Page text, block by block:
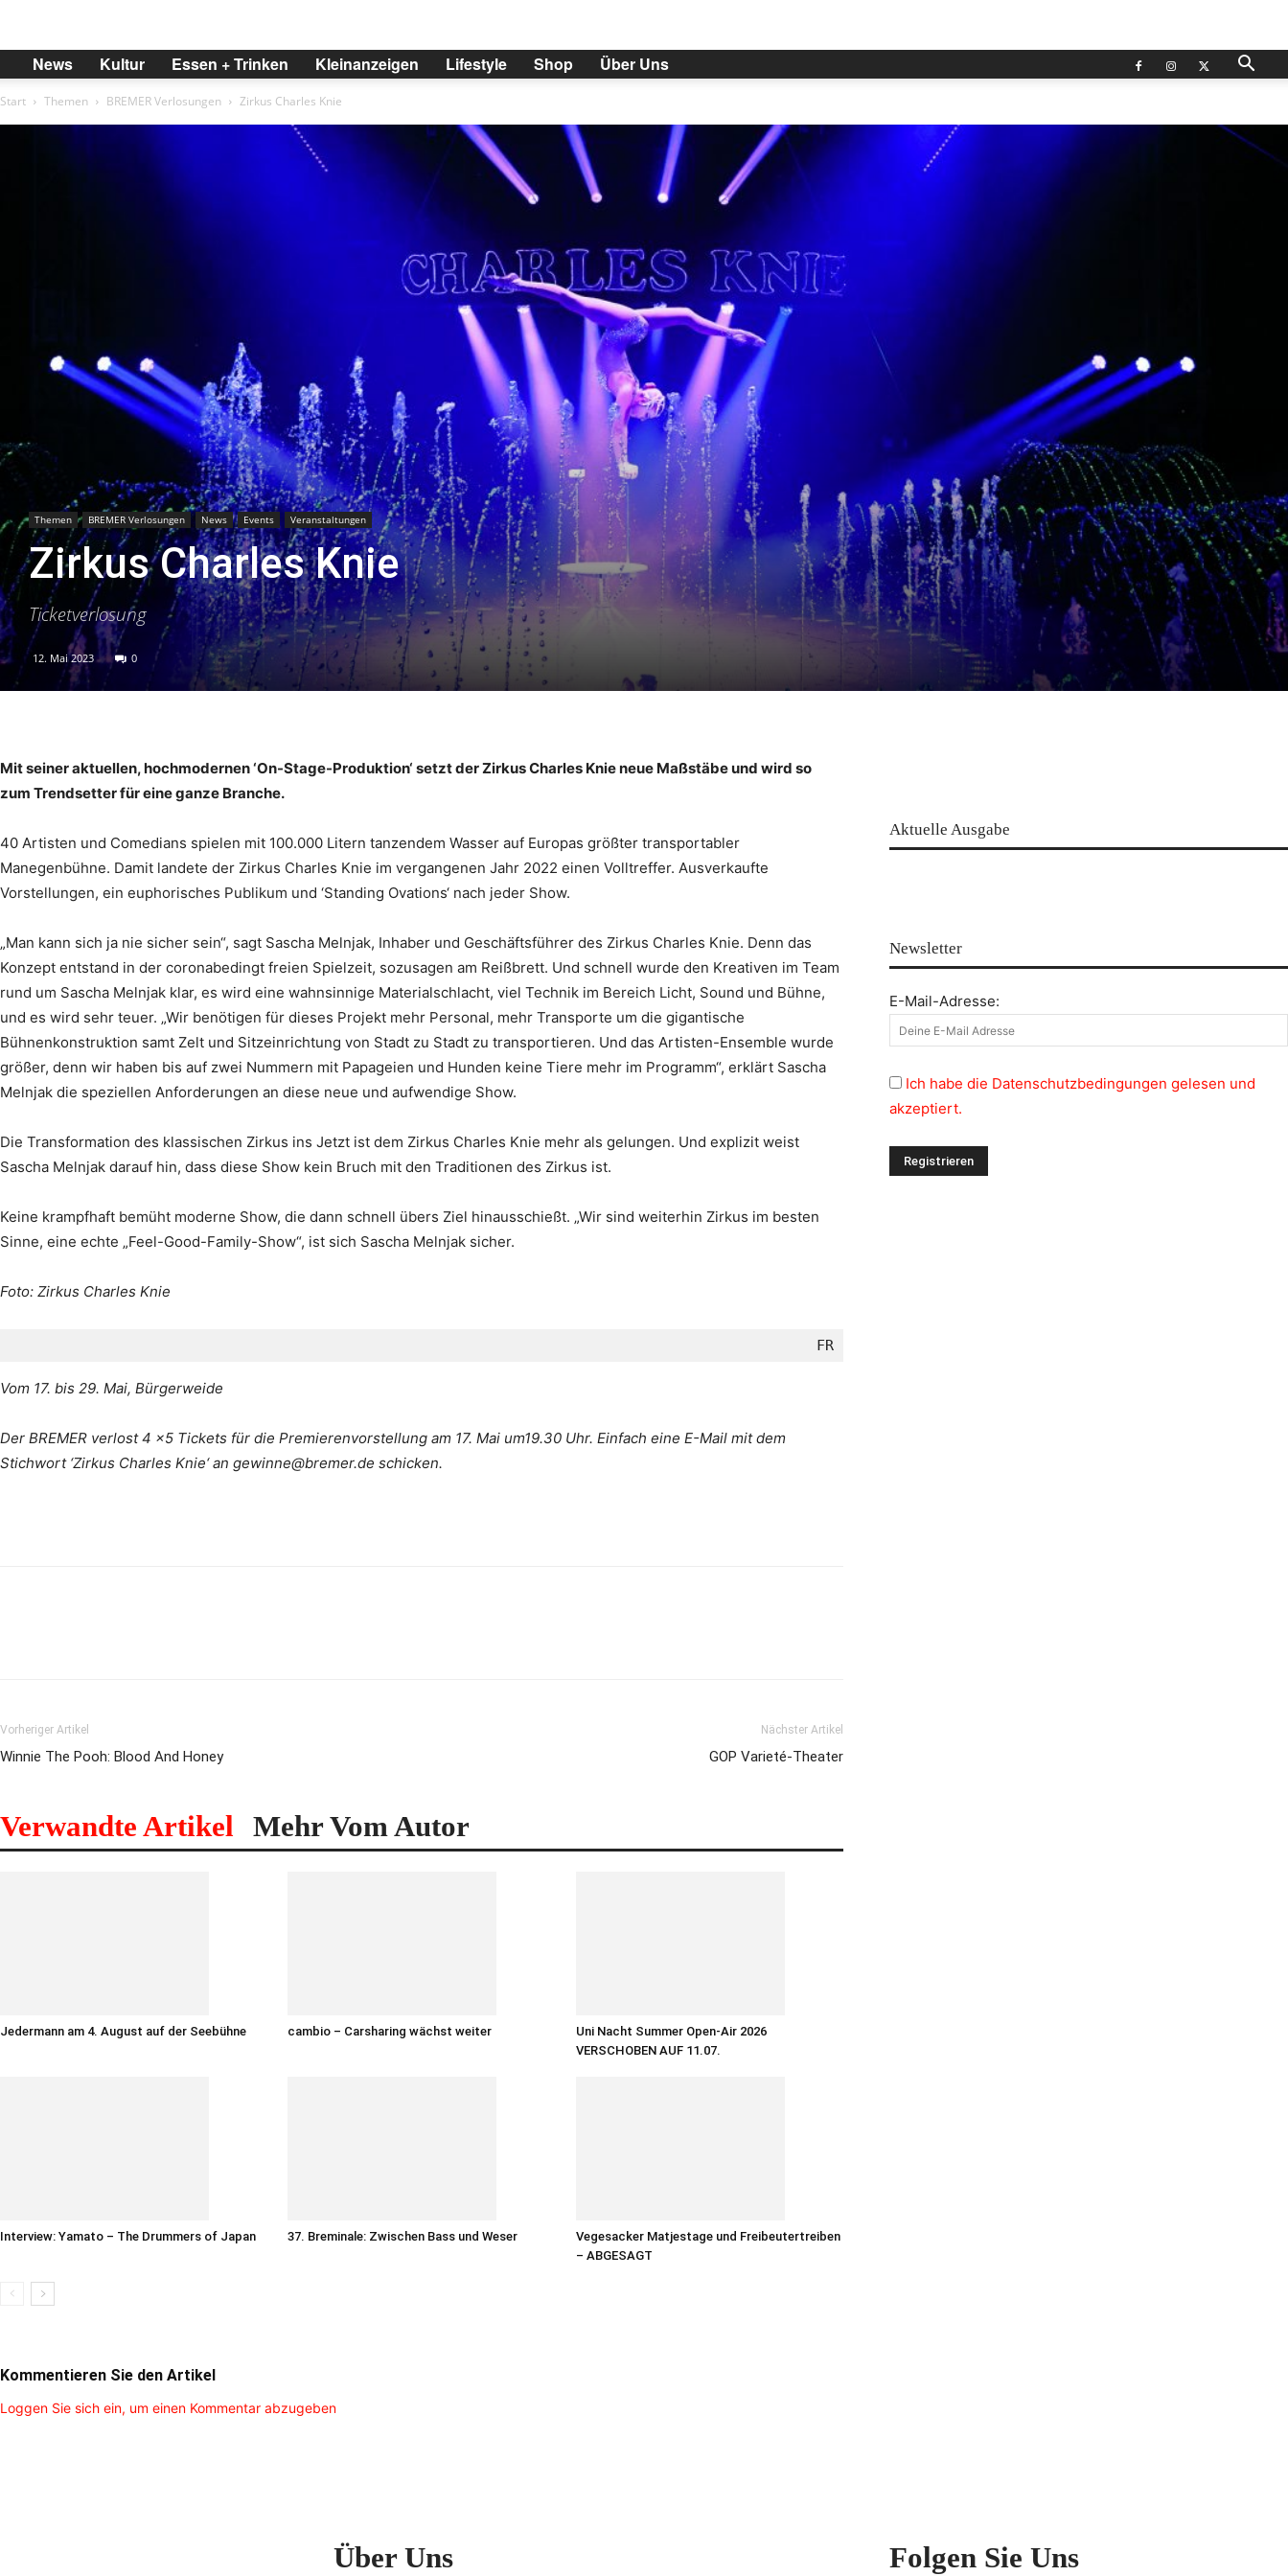
News Kultur Essen + Trinken Kleinanzeigen Lifestyle Shop Über Uns
Start Themen BREMER Verlosungen Zirkus Charles Knie
Themen BREMER Verlosungen News Events Veranstaltungen
Zirkus Charles Knie
Ticketverlosung
12. Mai 2023 0
Mit seiner aktuellen, hochmodernen ‘On-Stage-Produktion‘ setzt der Zirkus Charles Knie neue Maßstäbe und wird so
zum Trendsetter für eine ganze Branche.
40 Artisten und Comedians spielen mit 100.000 Litern tanzendem Wasser auf Europas größter transportabler
Manegenbühne. Damit landete der Zirkus Charles Knie im vergangenen Jahr 2022 einen Volltreffer. Ausverkaufte
Vorstellungen, ein euphorisches Publikum und ‘Standing Ovations‘ nach jeder Show.
„Man kann sich ja nie sicher sein“, sagt Sascha Melnjak, Inhaber und Geschäftsführer des Zirkus Charles Knie. Denn das
Konzept entstand in der coronabedingt freien Spielzeit, sozusagen am Reißbrett. Und schnell wurde den Kreativen im Team
rund um Sascha Melnjak klar, es wird eine wahnsinnige Materialschlacht, viel Technik im Bereich Licht, Sound und Bühne,
und es wird sehr teuer. „Wir benötigen für dieses Projekt mehr Personal, mehr Transporte um die gigantische
Bühnenkonstruktion samt Zelt und Sitzeinrichtung von Stadt zu Stadt zu transportieren. Und das Artisten-Ensemble wurde
größer, denn wir haben bis auf zwei Nummern mit Papageien und Hunden keine Tiere mehr im Programm“, erklärt Sascha
Melnjak die speziellen Anforderungen an diese neue und aufwendige Show.
Die Transformation des klassischen Zirkus ins Jetzt ist dem Zirkus Charles Knie mehr als gelungen. Und explizit weist
Sascha Melnjak darauf hin, dass diese Show kein Bruch mit den Traditionen des Zirkus ist.
Keine krampfhaft bemüht moderne Show, die dann schnell übers Ziel hinausschießt. „Wir sind weiterhin Zirkus im besten
Sinne, eine echte „Feel-Good-Family-Show“, ist sich Sascha Melnjak sicher.
Foto: Zirkus Charles Knie
FR
Vom 17. bis 29. Mai, Bürgerweide
Der BREMER verlost 4 x5 Tickets für die Premierenvorstellung am 17. Mai um19.30 Uhr. Einfach eine E-Mail mit dem
Stichwort ‘Zirkus Charles Knie‘ an gewinne@bremer.de schicken.
Vorheriger Artikel
Winnie The Pooh: Blood And Honey
Nächster Artikel
GOP Varieté-Theater
Verwandte Artikel Mehr Vom Autor
Jedermann am 4. August auf der Seebühne cambio – Carsharing wächst weiter
Uni Nacht Summer Open-Air 2026
VERSCHOBEN AUF 11.07.
Interview: Yamato – The Drummers of Japan 37. Breminale: Zwischen Bass und Weser
Vegesacker Matjestage und Freibeutertreiben
– ABGESAGT
Kommentieren Sie den Artikel
Loggen Sie sich ein, um einen Kommentar abzugeben
Aktuelle Ausgabe
Newsletter
E-Mail-Adresse:
Ich habe die Datenschutzbedingungen gelesen und
akzeptiert.
Über Uns Folgen Sie Uns